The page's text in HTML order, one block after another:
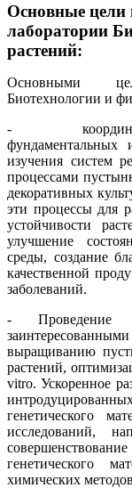
Основные цели
лаборатории
растений:
Основными
Биотехнологии и
-
фундаментальных
изучения систем
процессами
декоративных
эти процессы для
устойчивости
улучшение
среды, создание
качественной
заболеваний.
- Проведение
выращиванию
растений,
vitro. Ускоренное
генетического
исследований,
генетического
химических